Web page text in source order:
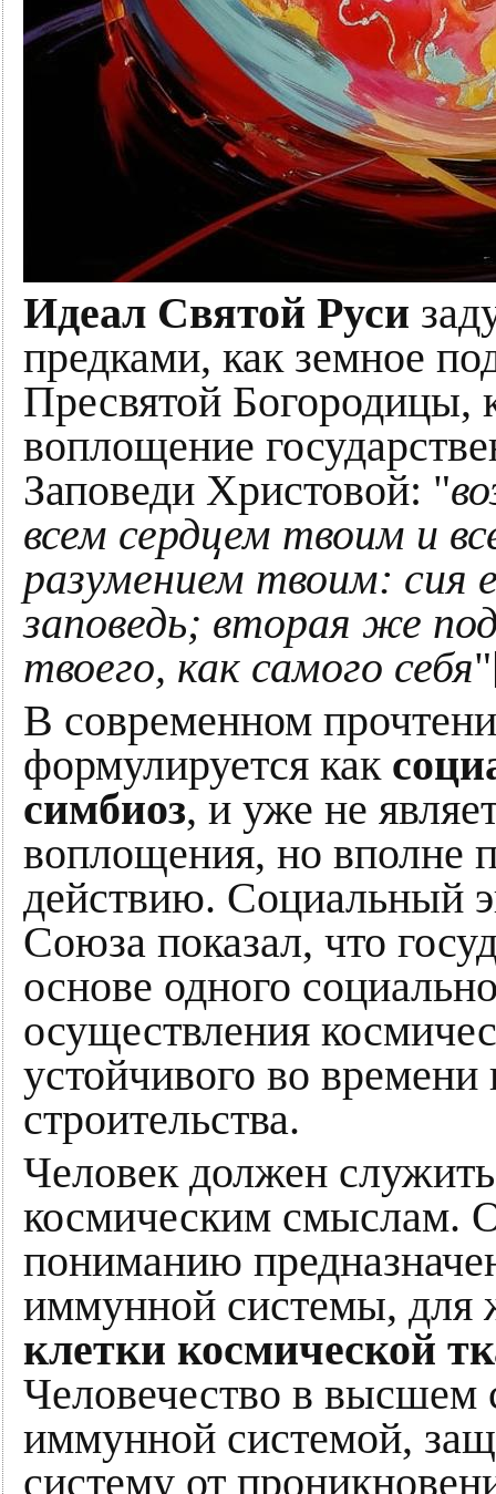
Идеал Святой Руси
предками, как земное
Пресвятой Богородицы,
воплощение
Заповеди Христовой: "
всем сердцем твоим и
разумением твоим: сия
заповедь; вторая же
твоего, как самого себя
В современном
формулируется как
симбиоз, и уже не
воплощения, но вполне
действию. Социальный
Союза показал, что
основе одного
осуществления
устойчивого во времени
строительства.
Человек должен
космическим смыслам.
пониманию
иммунной системы, для
клетки космической
Человечество в высшем
иммунной системой,
систему от